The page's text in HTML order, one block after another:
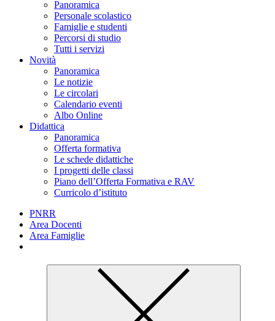
Panoramica
Personale scolastico
Famiglie e studenti
Percorsi di studio
Tutti i servizi
Novità
Panoramica
Le notizie
Le circolari
Calendario eventi
Albo Online
Didattica
Panoramica
Offerta formativa
Le schede didattiche
I progetti delle classi
Piano dell’Offerta Formativa e RAV
Curricolo d’istituto
PNRR
Area Docenti
Area Famiglie